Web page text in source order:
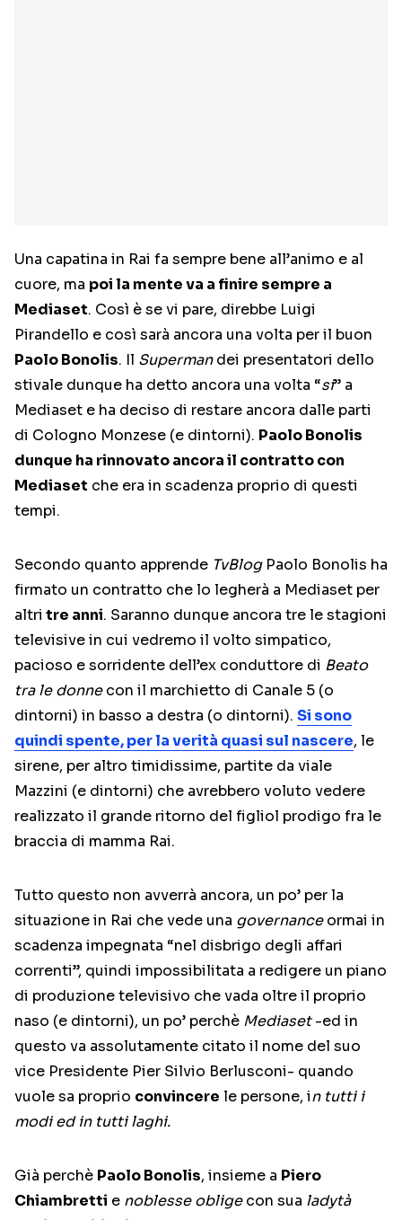
Una capatina in Rai fa sempre bene all’animo e al
cuore, ma poi la mente va a finire sempre a
Mediaset. Così è se vi pare, direbbe Luigi
Pirandello e così sarà ancora una volta per il buon
Paolo Bonolis. Il Supermandei presentatori dello
stivale dunque ha detto ancora una volta “si” a
Mediaset e ha deciso di restare ancora dalle parti
di Cologno Monzese (e dintorni). Paolo Bonolis
dunque ha rinnovato ancora il contratto con
Mediaset che era in scadenza proprio di questi
tempi.
Secondo quanto apprende TvBlogPaolo Bonolis ha
firmato un contratto che lo legherà a Mediaset per
altri tre anni. Saranno dunque ancora tre le stagioni
televisive in cui vedremo il volto simpatico,
pacioso e sorridente dell’ex conduttore di Beato
tra le donnecon il marchietto di Canale 5 (o
dintorni) in basso a destra (o dintorni). Si sono
quindi spente, per la verità quasi sul nascere, le
sirene, per altro timidissime, partite da viale
Mazzini (e dintorni) che avrebbero voluto vedere
realizzato il grande ritorno del figliol prodigo fra le
braccia di mamma Rai.
Tutto questo non avverrà ancora, un po’ per la
situazione in Rai che vede una governanceormai in
scadenza impegnata “nel disbrigo degli affari
correnti”, quindi impossibilitata a redigere un piano
di produzione televisivo che vada oltre il proprio
naso (e dintorni), un po’ perchè Mediaset-ed in
questo va assolutamente citato il nome del suo
vice Presidente Pier Silvio Berlusconi- quando
vuole sa proprio convincere le persone, in tutti i
modi ed in tutti laghi.
Già perchè Paolo Bonolis, insieme a Piero
Chiambretti e noblesse obligecon sua ladytà